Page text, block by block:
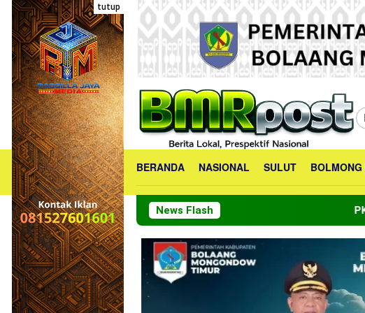
Loncat
konten
tutup
BERANDA NASIONAL SULUT BOLMONG
News Flash PKK Bolmong